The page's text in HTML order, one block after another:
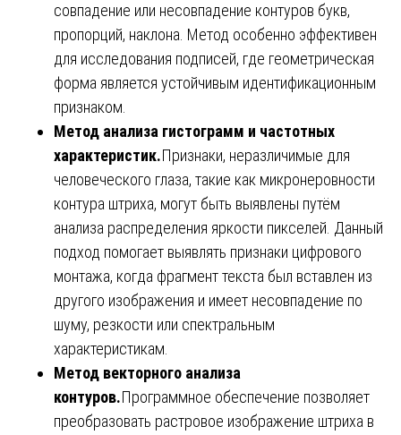
совпадение или несовпадение контуров букв,
пропорций, наклона. Метод особенно эффективен
для исследования подписей, где геометрическая
форма является устойчивым идентификационным
признаком.
Метод анализа гистограмм и частотных
характеристик.Признаки, неразличимые для
человеческого глаза, такие как микронеровности
контура штриха, могут быть выявлены путём
анализа распределения яркости пикселей. Данный
подход помогает выявлять признаки цифрового
монтажа, когда фрагмент текста был вставлен из
другого изображения и имеет несовпадение по
шуму, резкости или спектральным
характеристикам.
Метод векторного анализа
контуров.Программное обеспечение позволяет
преобразовать растровое изображение штриха в